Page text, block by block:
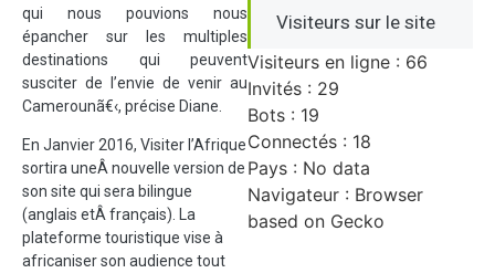
qui nous pouvions nous
épancher sur les multiples
destinations qui peuvent
susciter de l’envie de venir au
Camerounã€‹, précise Diane.
En Janvier 2016, Visiter l’Afrique
sortira uneÂ nouvelle version de
son site qui sera bilingue
(anglais etÂ français). La
plateforme touristique vise à
africaniser son audience tout
Visiteurs sur le site
Visiteurs en ligne : 66
Invités : 29
Bots : 19
Connectés : 18
Pays : No data
Navigateur : Browser
based on Gecko